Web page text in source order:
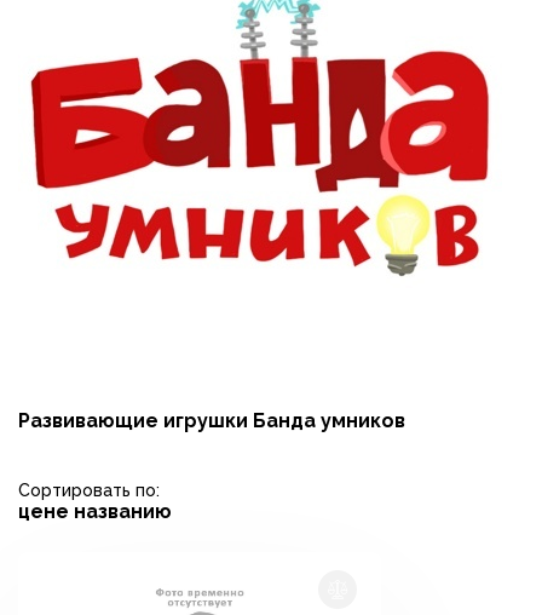
Развивающие игрушки Банда умников
Сортировать по:
цене названию